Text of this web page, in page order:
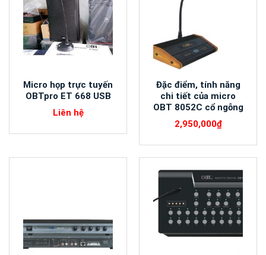
Micro họp trực tuyến
OBTpro ET 668 USB
Liên hệ
Đặc điểm, tính năng
chi tiết của micro
OBT 8052C cổ ngỗng
2,950,000₫